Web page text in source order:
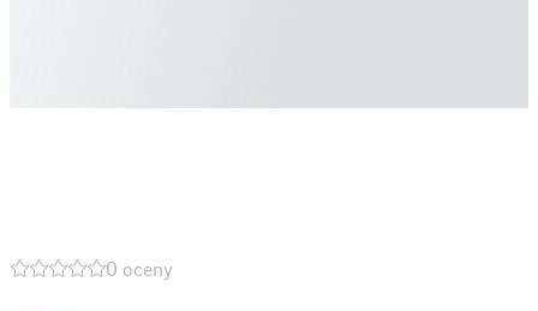
0 oceny